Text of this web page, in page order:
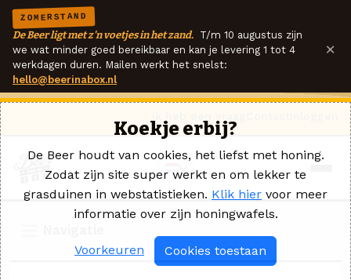
ZOMERSTAND
De Beer ligt met z'n voetjes in het zand. T/m 10 augustus zijn
we wat minder goed bereikbaar en kan je levering 1 tot 4
werkdagen duren. Mailen werkt het snelst:
hello@beerinabox.nl
×
Koekje erbij?
De Beer houdt van cookies, het liefst met honing.
Zodat zijn site super werkt en om lekker te
grasduinen in webstatistieken. Klik hier voor meer
informatie over zijn honingwafels.
Voorkeuren Cookies toestaan